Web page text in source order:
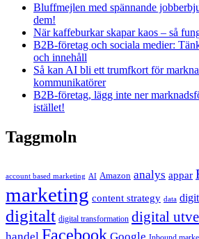
Bluffmejlen med spännande
dem!
När kaffeburkar skapar kaos – så
B2B-företag och sociala medier:
och innehåll
Så kan AI bli ett trumfkort för
kommunikatörer
B2B-företag, lägg inte ner
istället!
Taggmoln
account based marketing AI Amazon analys appar
marketing content strategy data
digitalt digital transformation digital
handel Facebook Google